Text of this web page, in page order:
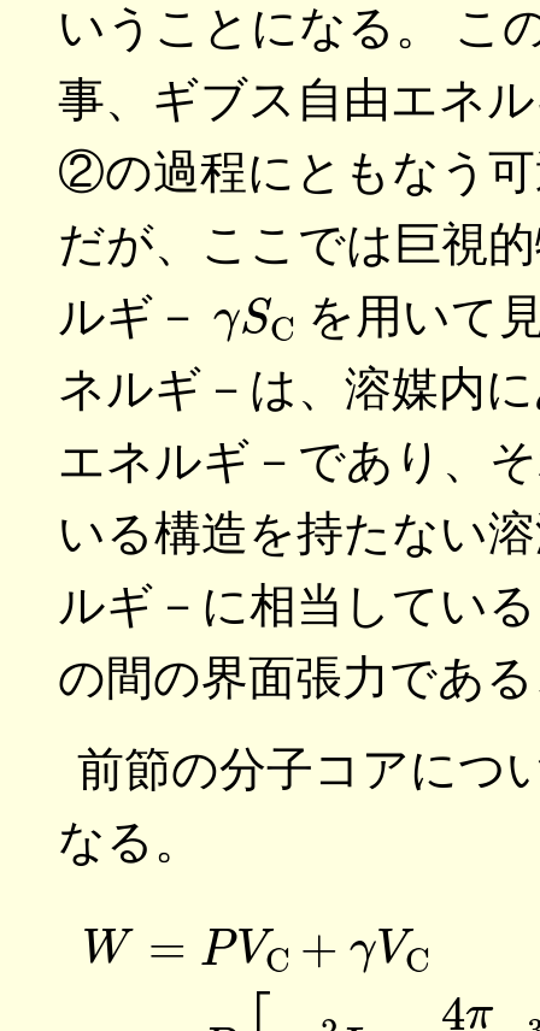
いうことになる。 こ
事、ギブス自由エネ
②の過程にともなう
だが、ここでは巨視
ルギ－
SC
を用いて
ネルギ－は、溶媒内
エネルギ－であり、
いる構造を持たない
ルギ－に相当してい
の間の界面張力であ
前節の分子コアにつ
なる。
=PV C +γVC